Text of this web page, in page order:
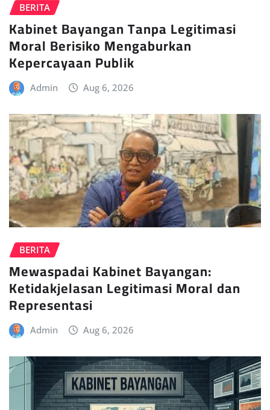
BERITA
Kabinet Bayangan Tanpa Legitimasi
Moral Berisiko Mengaburkan
Kepercayaan Publik
Admin Aug 6, 2026
BERITA
Mewaspadai Kabinet Bayangan:
Ketidakjelasan Legitimasi Moral dan
Representasi
Admin Aug 6, 2026